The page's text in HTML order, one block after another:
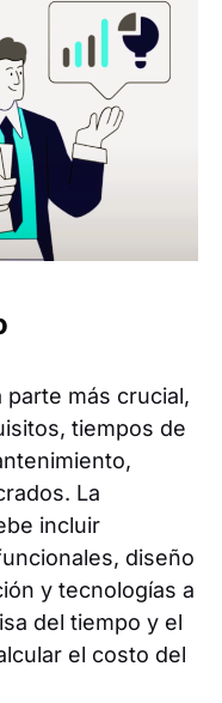
parte más crucial,
tiempos de
La
incluir
diseño
y tecnologías a
del tiempo y el
el costo del